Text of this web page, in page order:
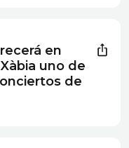
en
uno de
de